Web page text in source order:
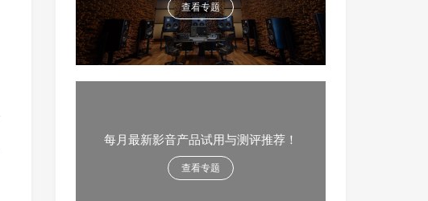
查看专题
每月最新影音产品试用与测评推荐！
查看专题